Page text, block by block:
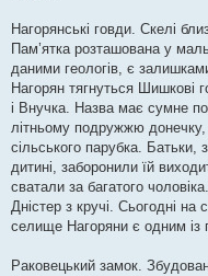
Нагорянські говди. Скелі
Пам’ятка розташована у
даними геологів, є
Нагорян тягнуться Шишкові
і Внучка. Назва має сумне
літньому подружжю донечку,
сільського парубка.
дитині, заборонили їй
сватали за багатого
Дністер з кручі. Сьогодні
селище Нагоряни є одним із
Раковецький замок.